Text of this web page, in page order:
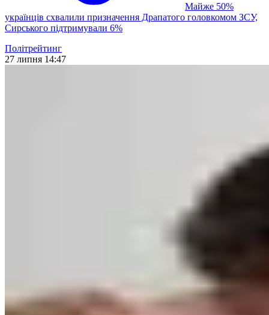
Майже 50%
українців схвалили призначення Драпатого головкомом ЗСУ,
Сирського підтримували 6%
Політрейтинг
27 липня 14:47